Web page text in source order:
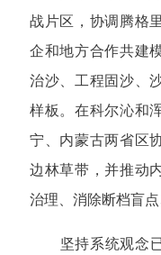
战片区，协调腾格
企和地方合作共建
治沙、工程固沙、
样板。在科尔沁和
宁、内蒙古两省区
边林草带，并推动
治理、消除断档盲
坚持系统观念